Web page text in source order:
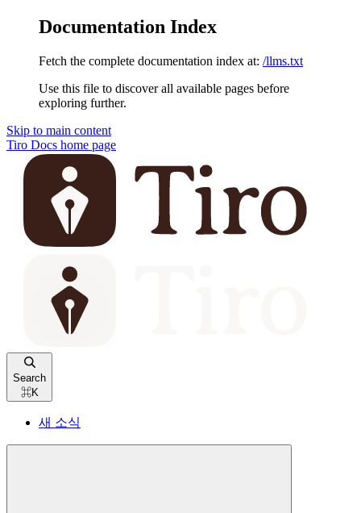
Documentation Index
Fetch the complete documentation index at: /llms.txt
Use this file to discover all available pages before
exploring further.
Skip to main content
Tiro Docs home page
Search
⌘K
새 소식